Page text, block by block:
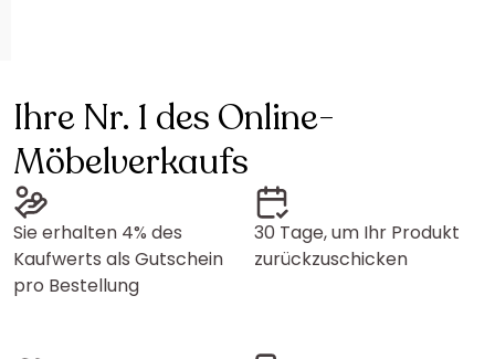
Ihre Nr. 1 des Online-
Möbelverkaufs
Sie erhalten 4% des
Kaufwerts als Gutschein
pro Bestellung
30 Tage, um Ihr Produkt
zurückzuschicken